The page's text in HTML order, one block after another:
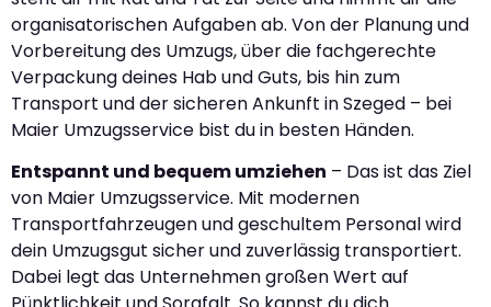
organisatorischen Aufgaben ab. Von der Planung und
Vorbereitung des Umzugs, über die fachgerechte
Verpackung deines Hab und Guts, bis hin zum
Transport und der sicheren Ankunft in Szeged – bei
Maier Umzugsservice bist du in besten Händen.
Entspannt und bequem umziehen – Das ist das Ziel
von Maier Umzugsservice. Mit modernen
Transportfahrzeugen und geschultem Personal wird
dein Umzugsgut sicher und zuverlässig transportiert.
Dabei legt das Unternehmen großen Wert auf